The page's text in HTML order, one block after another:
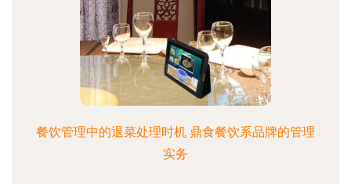
餐饮管理中的退菜处理时机 鼎食餐饮系品牌的管理
实务